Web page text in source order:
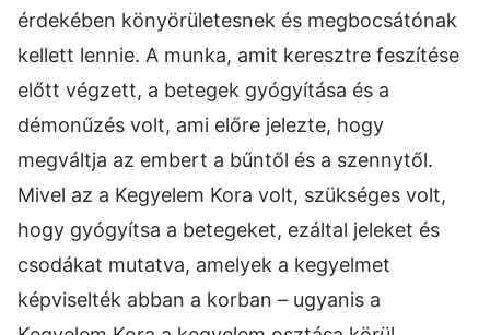
érdekében könyörületesnek és megbocsátónak
kellett lennie. A munka, amit keresztre feszítése
előtt végzett, a betegek gyógyítása és a
démonűzés volt, ami előre jelezte, hogy
megváltja az embert a bűntől és a szennytől.
Mivel az a Kegyelem Kora volt, szükséges volt,
hogy gyógyítsa a betegeket, ezáltal jeleket és
csodákat mutatva, amelyek a kegyelmet
képviselték abban a korban – ugyanis a